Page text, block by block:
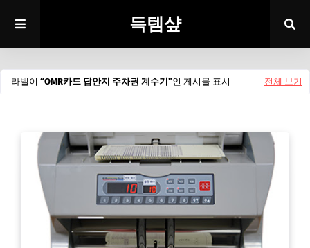
득템샾
라벨이 OMR카드 답안지 주차권 계수기 인 게시물 표시 전체 보기